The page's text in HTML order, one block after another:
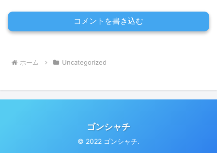
コメントを書き込む
ホーム Uncategorized
ゴンシャチ
© 2022 ゴンシャチ.